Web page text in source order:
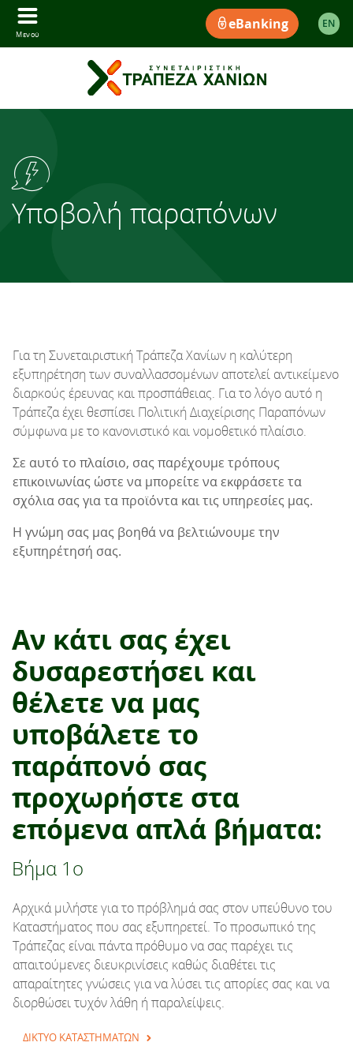
Μενού
eBanking EΝ
Υποβολή παραπόνων
Για τη Συνεταιριστική Τράπεζα Χανίων η καλύτερη
εξυπηρέτηση των συναλλασσομένων αποτελεί αντικείμενο
διαρκούς έρευνας και προσπάθειας. Για το λόγο αυτό η
Τράπεζα έχει θεσπίσει Πολιτική Διαχείρισης Παραπόνων
σύμφωνα με το κανονιστικό και νομοθετικό πλαίσιο.
Σε αυτό το πλαίσιο, σας παρέχουμε τρόπους
επικοινωνίας ώστε να μπορείτε να εκφράσετε τα
σχόλια σας για τα προϊόντα και τις υπηρεσίες μας.
Η γνώμη σας μας βοηθά να βελτιώνουμε την
εξυπηρέτησή σας.
Αν κάτι σας έχει
δυσαρεστήσει και
θέλετε να μας
υποβάλετε το
παράπονό σας
προχωρήστε στα
επόμενα απλά βήματα:
Βήμα 1ο
Αρχικά μιλήστε για το πρόβλημά σας στον υπεύθυνο του
Καταστήματος που σας εξυπηρετεί. Το προσωπικό της
Τράπεζας είναι πάντα πρόθυμο να σας παρέχει τις
απαιτούμενες διευκρινίσεις καθώς διαθέτει τις
απαραίτητες γνώσεις για να λύσει τις απορίες σας και να
διορθώσει τυχόν λάθη ή παραλείψεις.
ΔΙΚΤΥΟ ΚΑΤΑΣΤΗΜΑΤΩΝ